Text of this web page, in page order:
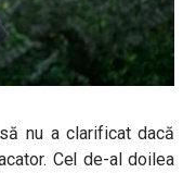
nu a clarificat dacă
Cel de-al doilea